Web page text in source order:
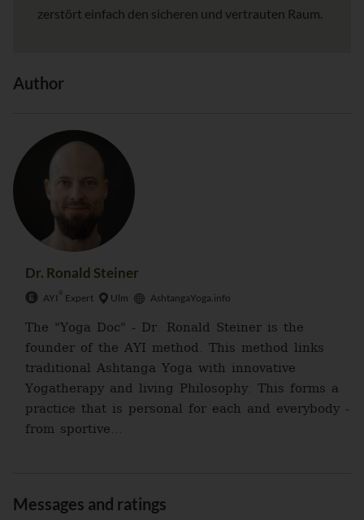
zerstört einfach den sicheren und vertrauten Raum.
Author
Dr. Ronald Steiner
AYI Expert Ulm AshtangaYoga.info
The "Yoga Doc" - Dr. Ronald Steiner is the
founder of the AYI method. This method links
traditional Ashtanga Yoga with innovative
Yogatherapy and living Philosophy. This forms a
practice that is personal for each and everybody -
from sportive...
Messages and ratings